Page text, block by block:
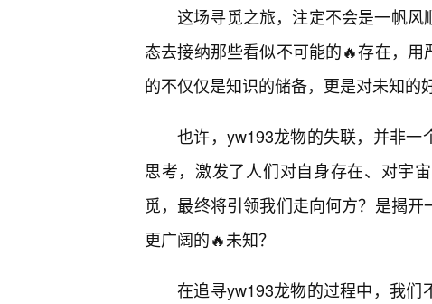
这场寻觅之旅，注定不会是一帆
态去接纳那些看似不可能的🔥存在，
的不仅仅是知识的储备，更是对未知的
也许，yw193龙物的失联，并非
思考，激发了人们对自身存在、对宇
觅，最终将引领我们走向何方？是揭
更广阔的🔥未知？
在追寻yw193龙物的过程中，我